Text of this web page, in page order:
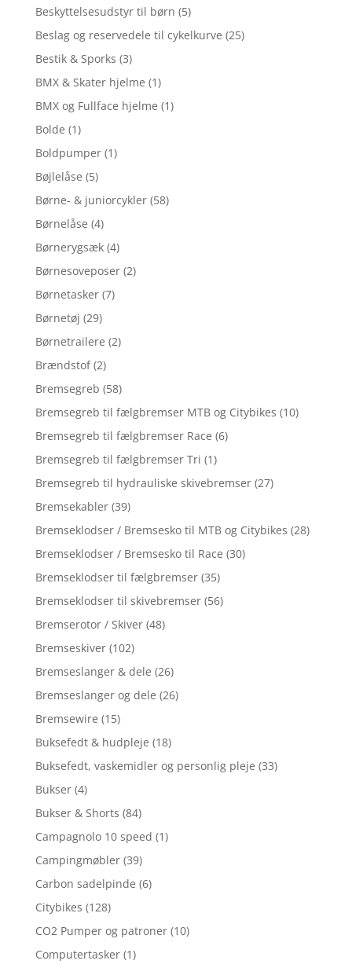
Beskyttelsesudstyr til børn (5)
Beslag og reservedele til cykelkurve (25)
Bestik & Sporks (3)
BMX & Skater hjelme (1)
BMX og Fullface hjelme (1)
Bolde (1)
Boldpumper (1)
Bøjlelåse (5)
Børne- & juniorcykler (58)
Børnelåse (4)
Børnerygsæk (4)
Børnesoveposer (2)
Børnetasker (7)
Børnetøj (29)
Børnetrailere (2)
Brændstof (2)
Bremsegreb (58)
Bremsegreb til fælgbremser MTB og Citybikes (10)
Bremsegreb til fælgbremser Race (6)
Bremsegreb til fælgbremser Tri (1)
Bremsegreb til hydrauliske skivebremser (27)
Bremsekabler (39)
Bremseklodser / Bremsesko til MTB og Citybikes (28)
Bremseklodser / Bremsesko til Race (30)
Bremseklodser til fælgbremser (35)
Bremseklodser til skivebremser (56)
Bremserotor / Skiver (48)
Bremseskiver (102)
Bremseslanger & dele (26)
Bremseslanger og dele (26)
Bremsewire (15)
Buksefedt & hudpleje (18)
Buksefedt, vaskemidler og personlig pleje (33)
Bukser (4)
Bukser & Shorts (84)
Campagnolo 10 speed (1)
Campingmøbler (39)
Carbon sadelpinde (6)
Citybikes (128)
CO2 Pumper og patroner (10)
Computertasker (1)